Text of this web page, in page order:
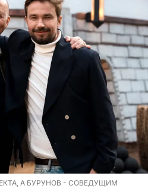
А БУРУНОВ - СОВЕДУЩИМ